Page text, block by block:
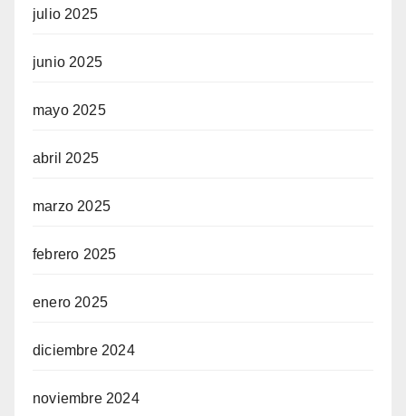
julio 2025
junio 2025
mayo 2025
abril 2025
marzo 2025
febrero 2025
enero 2025
diciembre 2024
noviembre 2024